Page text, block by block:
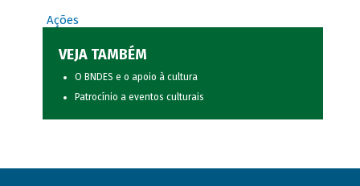
Ações
VEJA TAMBÉM
O BNDES e o apoio à cultura
Patrocínio a eventos culturais